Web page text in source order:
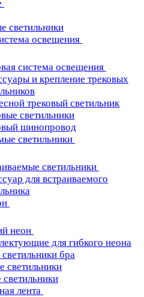
светильники
освещения
система освещения
и крепление трековых
трековый светильник
светильники
шинопровод
светильники
светильники
для встраиваемого
неон
для гибкого неона
бра
светильники
лента